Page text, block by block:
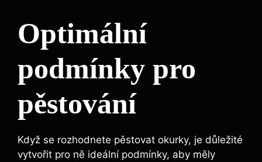
Optimální
podmínky pro
pěstování
Když se rozhodnete pěstovat okurky, je důležité
vytvořit pro ně ideální podmínky, aby měly